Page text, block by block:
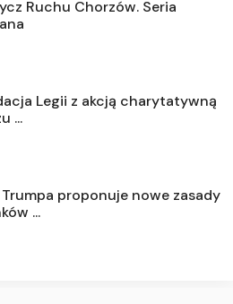
Ruchu Chorzów. Seria
Legii z akcją charytatywną
...
proponuje nowe zasady
...